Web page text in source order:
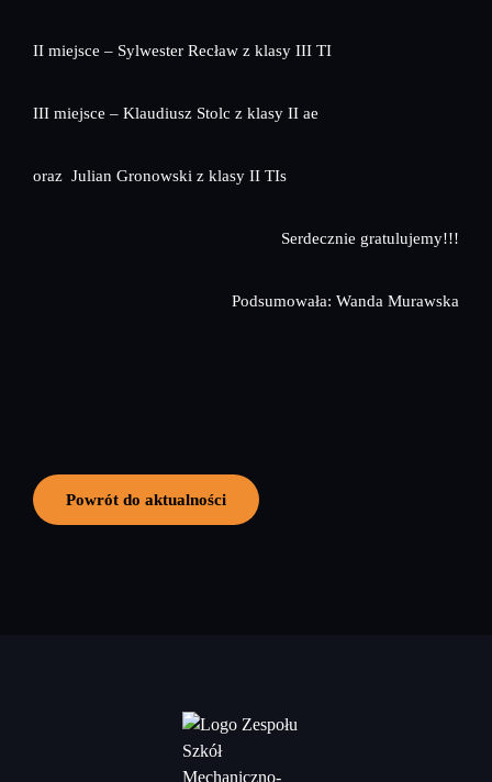
II miejsce – Sylwester Recław z klasy III TI
III miejsce – Klaudiusz Stolc z klasy II ae
oraz Julian Gronowski z klasy II TIs
Serdecznie gratulujemy!!!
Podsumowała: Wanda Murawska
Powrót do aktualności